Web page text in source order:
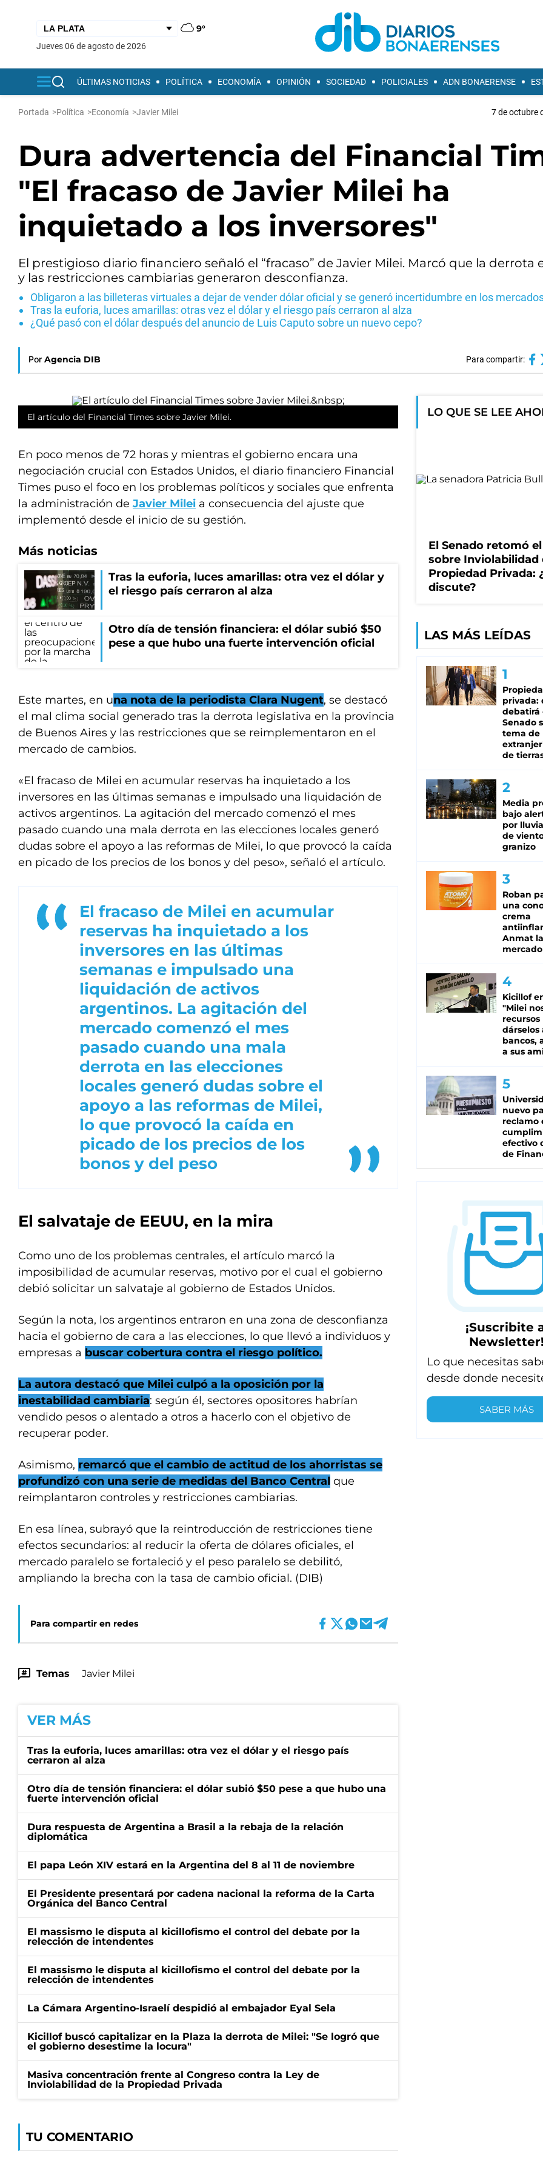
9°
jueves 06 de agosto de 2026
ÚLTIMAS NOTICIAS POLÍTICA ECONOMÍA OPINIÓN SOCIEDAD POLICIALES ADN BONAERENSE
Portada >Política >Economía >Javier Milei 7 de octubre
Dura advertencia del Financial
"El fracaso de Javier Milei ha
inquietado a los inversores"
El prestigioso diario financiero señaló el “fracaso” de Javier Milei. Marcó que la derrota
y las restricciones cambiarias generaron desconfianza.
Obligaron a las billeteras virtuales a dejar de vender dólar oficial y se generó incertidumbre en los
Tras la euforia, luces amarillas: otras vez el dólar y el riesgo país cerraron al alza
¿Qué pasó con el dólar después del anuncio de Luis Caputo sobre un nuevo cepo?
Por Agencia DIB Para compartir:
El artículo del Financial Times sobre Javier Milei.
En poco menos de 72 horas y mientras el gobierno encara una
negociación crucial con Estados Unidos, el diario financiero Financial
Times puso el foco en los problemas políticos y sociales que enfrenta
la administración de Javier Milei a consecuencia del ajuste que
implementó desde el inicio de su gestión.
Más noticias
Tras la euforia, luces amarillas: otra vez el dólar y
el riesgo país cerraron al alza
Otro día de tensión financiera: el dólar subió $50
pese a que hubo una fuerte intervención oficial
Este martes, en una nota de la periodista Clara Nugent, se destacó
el mal clima social generado tras la derrota legislativa en la provincia
de Buenos Aires y las restricciones que se reimplementaron en el
mercado de cambios.
«El fracaso de Milei en acumular reservas ha inquietado a los
inversores en las últimas semanas e impulsado una liquidación de
activos argentinos. La agitación del mercado comenzó el mes
pasado cuando una mala derrota en las elecciones locales generó
dudas sobre el apoyo a las reformas de Milei, lo que provocó la caída
en picado de los precios de los bonos y del peso», señaló el artículo.
El fracaso de Milei en acumular
reservas ha inquietado a los
inversores en las últimas
semanas e impulsado una
liquidación de activos
argentinos. La agitación del
mercado comenzó el mes
pasado cuando una mala
derrota en las elecciones
locales generó dudas sobre el
apoyo a las reformas de Milei,
lo que provocó la caída en
picado de los precios de los
bonos y del peso
El salvataje de EEUU, en la mira
Como uno de los problemas centrales, el artículo marcó la
imposibilidad de acumular reservas, motivo por el cual el gobierno
debió solicitar un salvataje al gobierno de Estados Unidos.
Según la nota, los argentinos entraron en una zona de desconfianza
hacia el gobierno de cara a las elecciones, lo que llevó a individuos y
empresas a buscar cobertura contra el riesgo político.
La autora destacó que Milei culpó a la oposición por la
inestabilidad cambiaria: según él, sectores opositores habrían
vendido pesos o alentado a otros a hacerlo con el objetivo de
recuperar poder.
Asimismo, remarcó que el cambio de actitud de los ahorristas se
profundizó con una serie de medidas del Banco Central que
reimplantaron controles y restricciones cambiarias.
En esa línea, subrayó que la reintroducción de restricciones tiene
efectos secundarios: al reducir la oferta de dólares oficiales, el
mercado paralelo se fortaleció y el peso paralelo se debilitó,
ampliando la brecha con la tasa de cambio oficial. (DIB)
Para compartir en redes
Temas Javier Milei
VER MÁS
Tras la euforia, luces amarillas: otra vez el dólar y el riesgo país
cerraron al alza
Otro día de tensión financiera: el dólar subió $50 pese a que hubo una
fuerte intervención oficial
Dura respuesta de Argentina a Brasil a la rebaja de la relación
diplomática
El papa León XIV estará en la Argentina del 8 al 11 de noviembre
El Presidente presentará por cadena nacional la reforma de la Carta
Orgánica del Banco Central
El massismo le disputa al kicillofismo el control del debate por la
relección de intendentes
El massismo le disputa al kicillofismo el control del debate por la
relección de intendentes
La Cámara Argentino-Israelí despidió al embajador Eyal Sela
Kicillof buscó capitalizar en la Plaza la derrota de Milei: "Se logró que
el gobierno desestime la locura"
Masiva concentración frente al Congreso contra la Ley de
Inviolabilidad de la Propiedad Privada
TU COMENTARIO
LO QUE SE LEE
El Senado retomó
sobre Inviolabilidad
Propiedad Privada:
discute?
LAS MÁS LEÍDAS
privada:
debatirá
Senado
tema de
de
Media
bajo
por
de
granizo
Roban
una
crema
Anmat
mercado
Kicillof
"Milei
recursos
dárselos
bancos,
a sus
nuevo
reclamo
efectivo
de
¡Suscribite
Newsletter!
Lo que necesitas
desde donde
SABER MÁS